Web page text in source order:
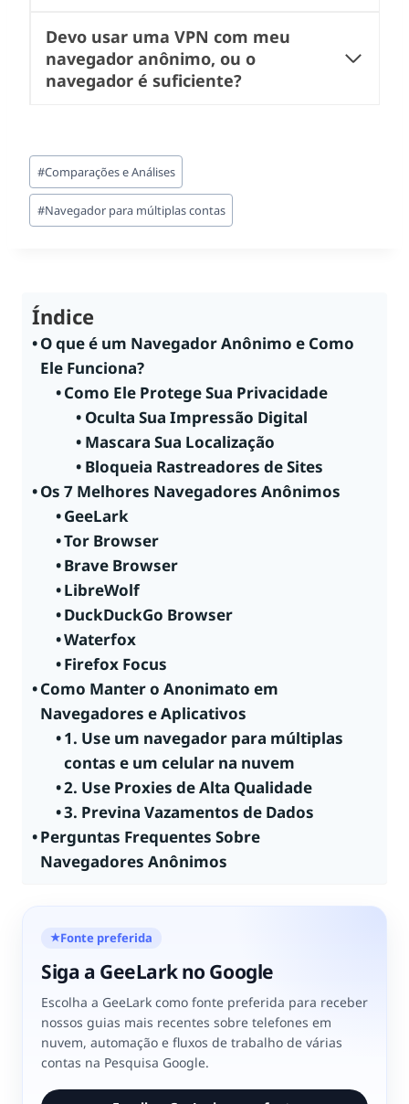
Devo usar uma VPN com meu
navegador anônimo, ou o
navegador é suficiente?
Tags
do
Post:
#Comparações e Análises
#Navegador para múltiplas contas
Índice
O que é um Navegador Anônimo e Como
Ele Funciona?
Como Ele Protege Sua Privacidade
Oculta Sua Impressão Digital
Mascara Sua Localização
Bloqueia Rastreadores de Sites
Os 7 Melhores Navegadores Anônimos
GeeLark
Tor Browser
Brave Browser
LibreWolf
DuckDuckGo Browser
Waterfox
Firefox Focus
Como Manter o Anonimato em
Navegadores e Aplicativos
1. Use um navegador para múltiplas
contas e um celular na nuvem
2. Use Proxies de Alta Qualidade
3. Previna Vazamentos de Dados
Perguntas Frequentes Sobre
Navegadores Anônimos
★Fonte preferida
Siga a GeeLark no Google
Escolha a GeeLark como fonte preferida para receber
nossos guias mais recentes sobre telefones em
nuvem, automação e fluxos de trabalho de várias
contas na Pesquisa Google.